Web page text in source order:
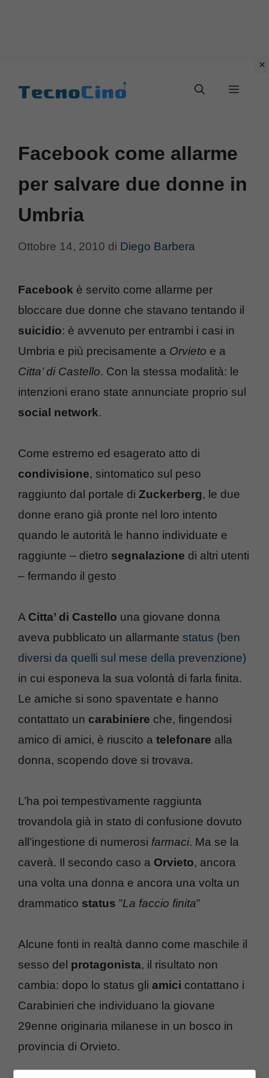
Menu
Facebook come allarme
per salvare due donne in
Umbria
Ottobre 14, 2010 di Diego Barbera
Facebook è servito come allarme per
bloccare due donne che stavano tentando il
suicidio: è avvenuto per entrambi i casi in
Umbria e più precisamente a Orvieto e a
Citta’ di Castello. Con la stessa modalità: le
intenzioni erano state annunciate proprio sul
social network.
Come estremo ed esagerato atto di
condivisione, sintomatico sul peso
raggiunto dal portale di Zuckerberg, le due
donne erano già pronte nel loro intento
quando le autorità le hanno individuate e
raggiunte – dietro segnalazione di altri utenti
– fermando il gesto
A Citta’ di Castello una giovane donna
aveva pubblicato un allarmante status (ben
diversi da quelli sul mese della prevenzione)
in cui esponeva la sua volontà di farla finita.
Le amiche si sono spaventate e hanno
contattato un carabiniere che, fingendosi
amico di amici, è riuscito a telefonare alla
donna, scopendo dove si trovava.
L’ha poi tempestivamente raggiunta
trovandola già in stato di confusione dovuto
all’ingestione di numerosi farmaci. Ma se la
caverà. Il secondo caso a Orvieto, ancora
una volta una donna e ancora una volta un
drammatico status ”La faccio finita”
Alcune fonti in realtà danno come maschile il
sesso del protagonista, il risultato non
cambia: dopo lo status gli amici contattano i
Carabinieri che individuano la giovane
29enne originaria milanese in un bosco in
provincia di Orvieto.